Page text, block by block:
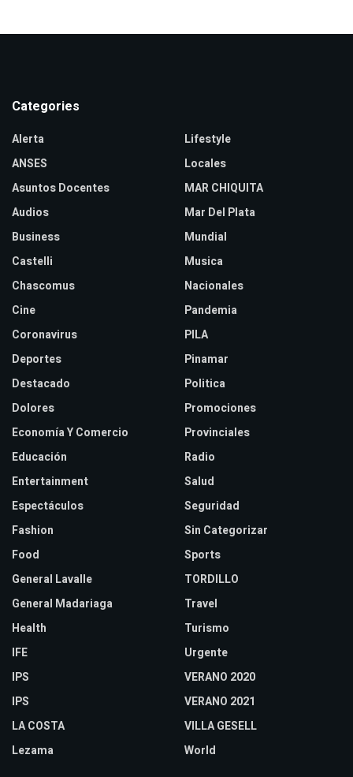
Categories
Alerta
ANSES
Asuntos Docentes
Audios
Business
Castelli
Chascomus
Cine
Coronavirus
Deportes
Destacado
Dolores
Economía Y Comercio
Educación
Entertainment
Espectáculos
Fashion
Food
General Lavalle
General Madariaga
Health
IFE
IPS
IPS
LA COSTA
Lezama
Lifestyle
Locales
MAR CHIQUITA
Mar Del Plata
Mundial
Musica
Nacionales
Pandemia
PILA
Pinamar
Politica
Promociones
Provinciales
Radio
Salud
Seguridad
Sin Categorizar
Sports
TORDILLO
Travel
Turismo
Urgente
VERANO 2020
VERANO 2021
VILLA GESELL
World